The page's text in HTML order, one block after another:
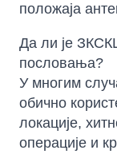
положаја
Да ли је
пословања?
У многим
обично
локације,
операције и